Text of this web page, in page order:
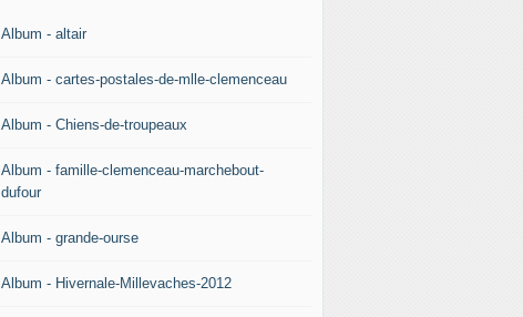
Album - altair
Album - cartes-postales-de-mlle-clemenceau
Album - Chiens-de-troupeaux
Album - famille-clemenceau-marchebout-
dufour
Album - grande-ourse
Album - Hivernale-Millevaches-2012